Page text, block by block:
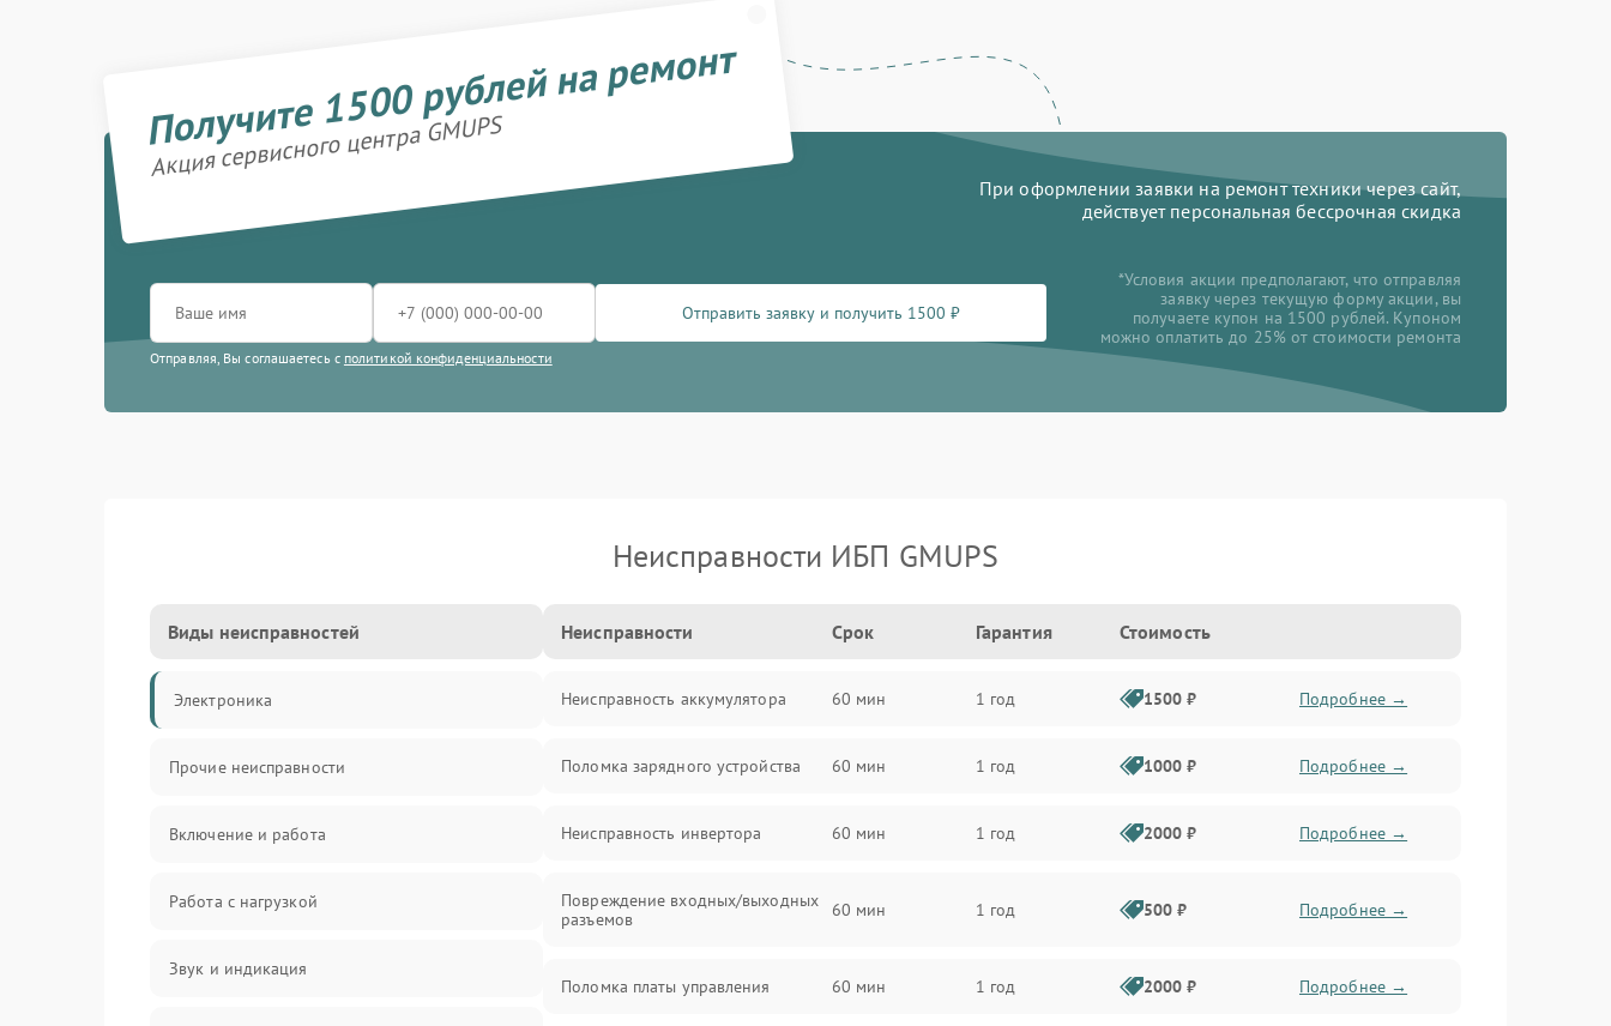
Получите 1500 рублей на ремонт
Акция сервисного центра GMUPS
При оформлении заявки на ремонт техники через сайт,
действует персональная бессрочная скидка
Отправить заявку и получить 1500 ₽
Отправляя, Вы соглашаетесь с политикой конфиденциальности
*Условия акции предполагают, что отправляя
заявку через текущую форму акции, вы
получаете купон на 1500 рублей. Купоном
можно оплатить до 25% от стоимости ремонта
Неисправности ИБП GMUPS
Виды неисправностей
Электроника
Прочие неисправности
Включение и работа
Работа с нагрузкой
Звук и индикация
Неисправности Срок Гарантия Стоимость
Неисправность аккумулятора 60 мин 1 год 1500 ₽ Подробнее →
Поломка зарядного устройства 60 мин 1 год 1000 ₽ Подробнее →
Неисправность инвертора 60 мин 1 год 2000 ₽ Подробнее →
Повреждение входных/выходных
разъемов
60 мин 1 год 500 ₽ Подробнее →
Поломка платы управления 60 мин 1 год 2000 ₽ Подробнее →